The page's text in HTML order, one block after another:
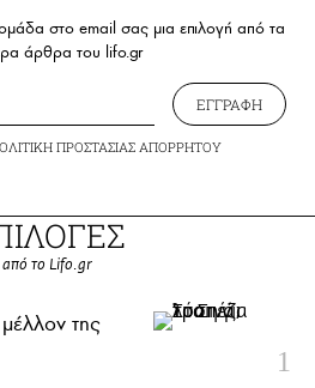
στο email σας μια επιλογή από τα
άρθρα του lifo.gr
ΕΓΓΡΑΦΗ
ΠΡΟΣΤΑΣΙΑΣ ΑΠΟΡΡΗΤΟΥ
από το Lifo.gr
της